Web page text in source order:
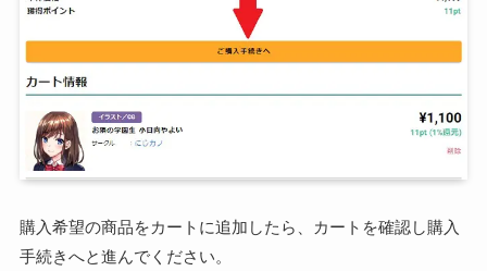
購入希望の商品をカートに追加したら、カートを確認し購入
手続きへと進んでください。